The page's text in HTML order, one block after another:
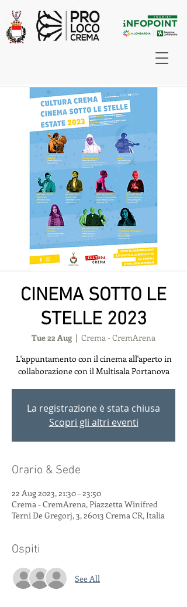
CINEMA SOTTO LE
STELLE 2023
Tue 22 Aug
  |
Crema - CremArena
L'appuntamento con il cinema all'aperto in
collaborazione con il Multisala Portanova
La registrazione è stata chiusa
Scopri gli altri eventi
Orario & Sede
22 Aug 2023, 21:30 – 23:50
Crema - CremArena, Piazzetta Winifred
Terni De Gregorj, 3, 26013 Crema CR, Italia
Ospiti
See All